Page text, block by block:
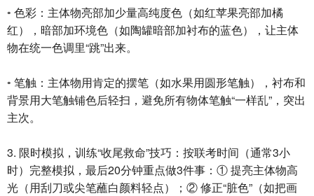
◦ 色彩：主体物亮部加少量高纯度色（如红苹果亮部加橘
红），暗部加环境色（如陶罐暗部加衬布的蓝色），让主体
物在统一色调里“跳”出来。
◦ 笔触：主体物用肯定的摆笔（如水果用圆形笔触），衬布和
背景用大笔触铺色后轻扫，避免所有物体笔触“一样乱”，突出
主次。
3. 限时模拟，训练“收尾救命”技巧：按联考时间（通常3小
时）完整模拟，最后20分钟重点做3件事：① 提亮主体物高
光（用刮刀或尖笔蘸白颜料轻点）；② 修正“脏色”（如把画